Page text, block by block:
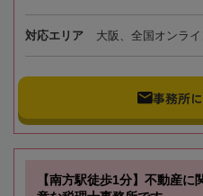
対応エリア 大阪、全国オンラ
事務所
【南方駅徒歩1分】不動産